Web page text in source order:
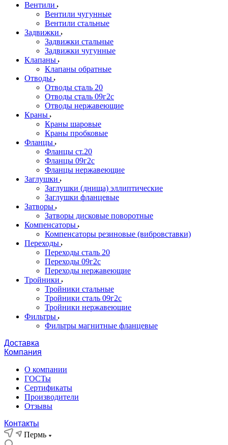
Вентили
Вентили чугунные
Вентили стальные
Задвижки
Задвижки стальные
Задвижки чугунные
Клапаны
Клапаны обратные
Отводы
Отводы сталь 20
Отводы сталь 09г2с
Отводы нержавеющие
Краны
Краны шаровые
Краны пробковые
Фланцы
Фланцы ст.20
Фланцы 09г2с
Фланцы нержавеющие
Заглушки
Заглушки (днища) эллиптические
Заглушки фланцевые
Затворы
Затворы дисковые поворотные
Компенсаторы
Компенсаторы резиновые (вибровставки)
Переходы
Переходы сталь 20
Переходы 09г2с
Переходы нержавеющие
Тройники
Тройники стальные
Тройники сталь 09г2с
Тройники нержавеющие
Фильтры
Фильтры магнитные фланцевые
Доставка
Компания
О компании
ГОСТы
Сертификаты
Производители
Отзывы
Контакты
Пермь